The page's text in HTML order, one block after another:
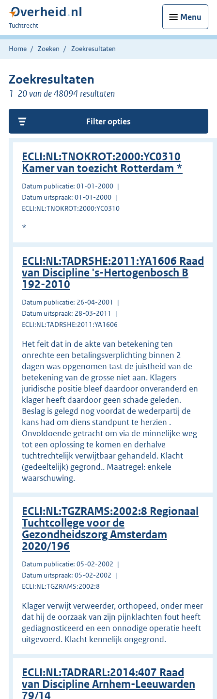
Menu
U
bent
hier:
Tuchtrecht
Home Zoeken Zoekresultaten
Zoekresultaten
1-20 van de 48094 resultaten
Filter opties
ECLI:NL:TNOKROT:2000:YC0310
Kamer van toezicht Rotterdam *
Datum publicatie: 01-01-2000
Datum uitspraak: 01-01-2000
ECLI:NL:TNOKROT:2000:YC0310
*
ECLI:NL:TADRSHE:2011:YA1606 Raad
van Discipline 's-Hertogenbosch B
192-2010
Datum publicatie: 26-04-2001
Datum uitspraak: 28-03-2011
ECLI:NL:TADRSHE:2011:YA1606
Het feit dat in de akte van betekening ten
onrechte een betalingsverplichting binnen 2
dagen was opgenomen tast de juistheid van de
betekening van de grosse niet aan. Klagers
juridische positie bleef daardoor onveranderd en
klager heeft daardoor geen schade geleden.
Beslag is gelegd nog voordat de wederpartij de
kans had om diens standpunt te herzien .
Onvoldoende getracht om via de minnelijke weg
tot een oplossing te komen en derhalve
tuchtrechtelijk verwijtbaar gehandeld. Klacht
(gedeeltelijk) gegrond.. Maatregel: enkele
waarschuwing.
ECLI:NL:TGZRAMS:2002:8 Regionaal
Tuchtcollege voor de
Gezondheidszorg Amsterdam
2020/196
Datum publicatie: 05-02-2002
Datum uitspraak: 05-02-2002
ECLI:NL:TGZRAMS:2002:8
Klager verwijt verweerder, orthopeed, onder meer
dat hij de oorzaak van zijn pijnklachten fout heeft
gediagnosticeerd en een onnodige operatie heeft
uitgevoerd. Klacht kennelijk ongegrond.
ECLI:NL:TADRARL:2014:407 Raad
van Discipline Arnhem-Leeuwarden
79/14